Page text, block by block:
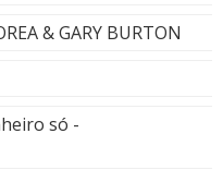
& GARY BURTON
só -